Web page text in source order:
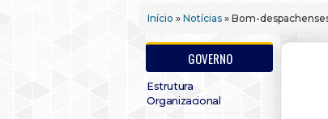
Início » Notícias » Bom-
GOVERNO
Estrutura
Organizacional